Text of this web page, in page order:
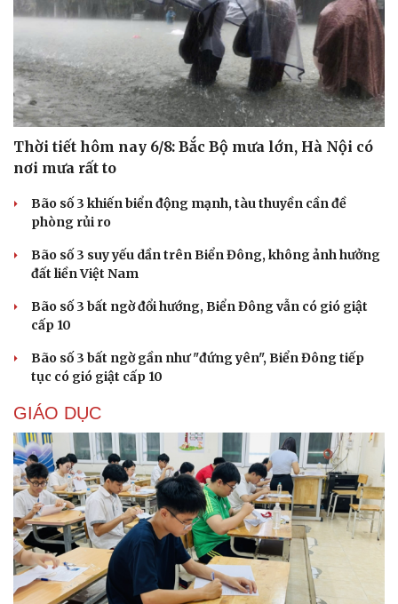
Thời tiết hôm nay 6/8: Bắc Bộ mưa lớn, Hà Nội có
nơi mưa rất to
Bão số 3 khiến biển động mạnh, tàu thuyền cần đề
phòng rủi ro
Bão số 3 suy yếu dần trên Biển Đông, không ảnh hưởng
đất liền Việt Nam
Bão số 3 bất ngờ đổi hướng, Biển Đông vẫn có gió giật
cấp 10
Bão số 3 bất ngờ gần như "đứng yên", Biển Đông tiếp
tục có gió giật cấp 10
GIÁO DỤC